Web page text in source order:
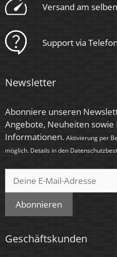
Schaltzyklen
> 15.000
Anlaufzeit
< 0,5 Sek.
Farbe
Anthrazit & klare Kristalle,
schwarze Kristalle
Farbkonsistenz
Versand am
Support via
Newsletter
Abonniere unseren
Angebote, Neuheiten sowie
Informationen. Aktivierung per
möglich. Details in den
Abonnieren
Geschäftskunden